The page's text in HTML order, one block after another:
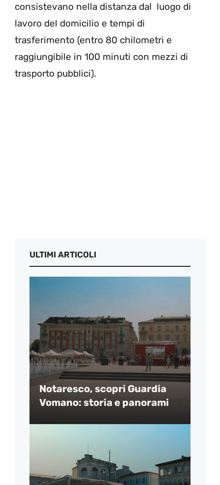
consistevano nella distanza dal luogo di
lavoro del domicilio e tempi di
trasferimento (entro 80 chilometri e
raggiungibile in 100 minuti con mezzi di
trasporto pubblici).
ULTIMI ARTICOLI
Notaresco, scopri Guardia
Vomano: storia e panorami